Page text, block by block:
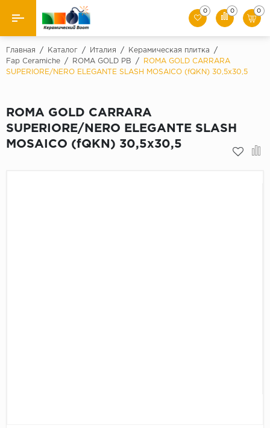
Назад
Производители
Керамогранит
0 0 0
Главная / Каталог / Италия / Керамическая плитка
/
Fap Ceramiche
/ ROMA GOLD PB /
ROMA GOLD CARRARA
SUPERIORE/NERO ELEGANTE SLASH MOSAICO (fQKN) 30,5х30,5
ROMA GOLD CARRARA
SUPERIORE/NERO ELEGANTE SLASH
MOSAICO (fQKN) 30,5х30,5